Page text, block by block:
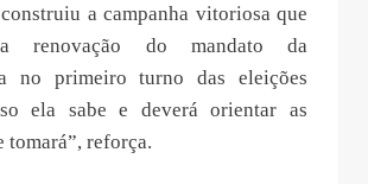
a campanha vitoriosa que
renovação do mandato da
no primeiro turno das eleições
ela sabe e deverá orientar as
tomará”, reforça.